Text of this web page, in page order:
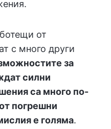
от
с много други
за
силни
са много по-
погрешни
е голяма.